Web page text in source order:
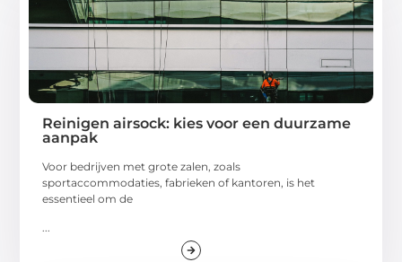
Reinigen airsock: kies voor een duurzame
aanpak
Voor bedrijven met grote zalen, zoals
sportaccommodaties, fabrieken of kantoren, is het
essentieel om de
...